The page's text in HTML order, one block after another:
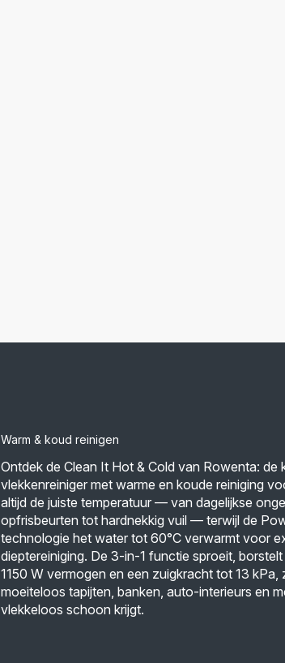
Warm & koud reinigen
Ontdek de Clean It Hot & Cold van Rowenta: de
vlekkenreiniger met warme en koude reiniging
altijd de juiste temperatuur — van dagelijkse
opfrisbeurten tot hardnekkig vuil — terwijl de
technologie het water tot 60°C verwarmt voor
dieptereiniging. De 3-in-1 functie sproeit,
1150 W vermogen en een zuigkracht tot 13 kPa,
moeiteloos tapijten, banken, auto-interieurs en
vlekkeloos schoon krijgt.